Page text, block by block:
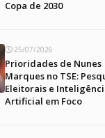
Copa de 2030
25/07/2026
Prioridades de Nunes
Marques no TSE:
Eleitorais e
Artificial em Foco